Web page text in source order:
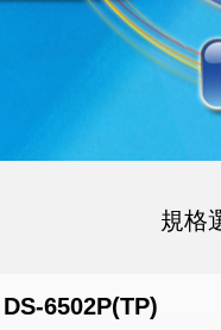
規格
DS-6502P(TP)